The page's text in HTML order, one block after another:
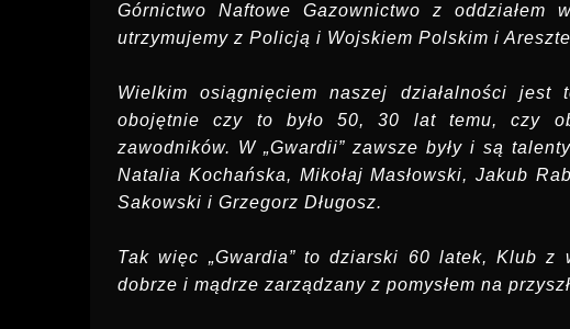
Górnictwo Naftowe Gazownictwo z oddziałem
utrzymujemy z Policją i Wojskiem Polskim i
Wielkim osiągnięciem naszej działalności
obojętnie czy to było 50, 30 lat temu, czy
zawodników. W „Gwardii” zawsze były i są
Natalia Kochańska, Mikołaj Masłowski, Jakub
Sakowski i Grzegorz Długosz.
Tak więc „Gwardia” to dziarski 60 latek, Klub z
dobrze i mądrze zarządzany z pomysłem na